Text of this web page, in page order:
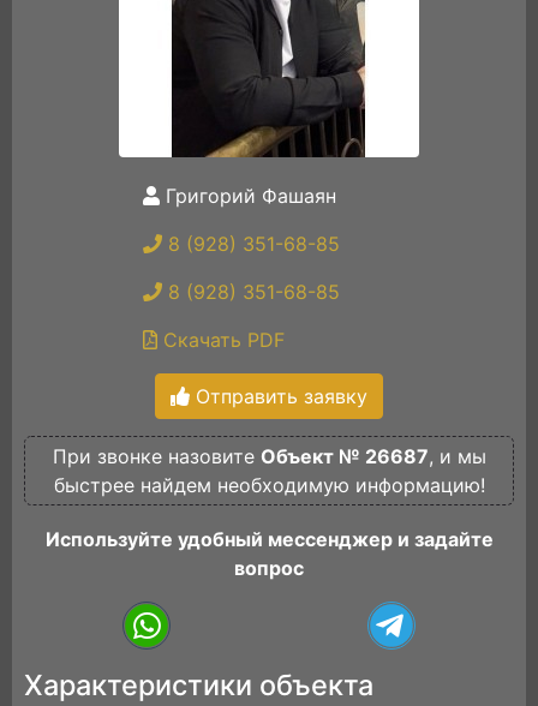
Григорий Фашаян
8 (928) 351-68-85
8 (928) 351-68-85
Скачать PDF
Отправить заявку
При звонке назовите Объект № 26687, и мы
быстрее найдем необходимую информацию!
Используйте удобный мессенджер и задайте
вопрос
Характеристики объекта